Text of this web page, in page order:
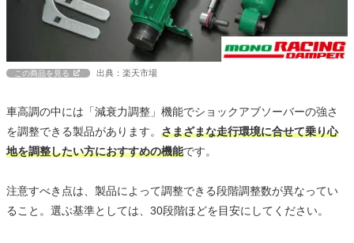
この商品を見る 出典：楽天市場
車高調の中には「減衰力調整」機能でショックアブソーバーの強さ
を調整できる製品があります。 さまざまな走行環境に合せて乗り心
地を調整したい方におすすめの機能です。
注意すべき点は、製品によって調整できる段階調整数が異なってい
ること。選ぶ基準としては、30段階ほどを目安にしてください。